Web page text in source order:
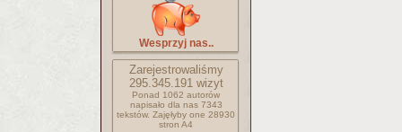
Wesprzyj nas..
Zarejestrowaliśmy
295.345.191wizyt
Ponad 1062 autorów
napisało dla nas 7343
tekstów. Zajęłyby one 28930
stron A4